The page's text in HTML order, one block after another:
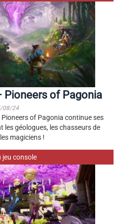
Pioneers of Pagonia
08/24
of Pagonia continue ses
les géologues, les chasseurs de
magiciens !
jeu console